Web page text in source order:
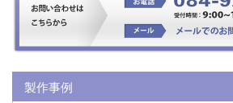
製作事例